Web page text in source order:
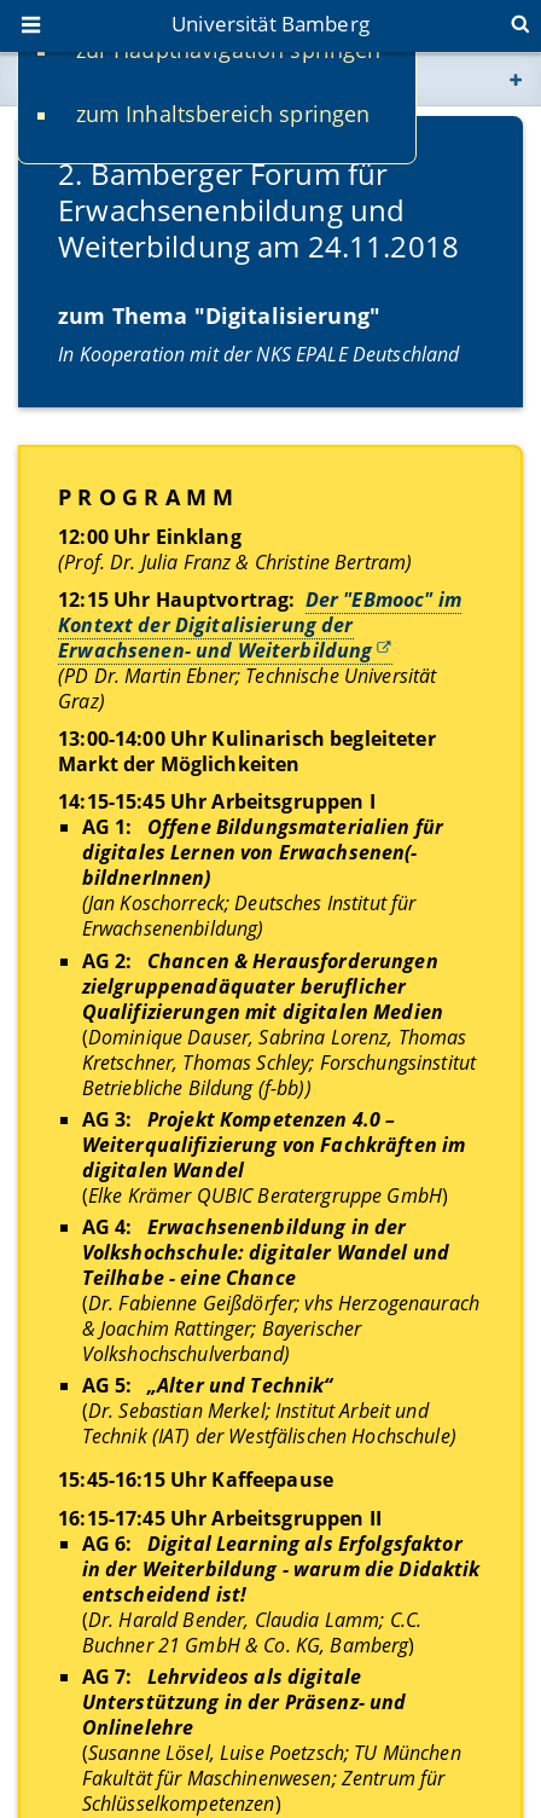
zur Hauptnavigation springen
zum Inhaltsbereich springen
Universität Bamberg
www.uni-bamberg.de
univis.uni-bamberg.de
fis.uni-bamberg.de
2. Bamberger Forum für
Erwachsenenbildung und
Weiterbildung am 24.11.2018
zum Thema "Digitalisierung"
In Kooperation mit der NKS EPALE Deutschland
P R O G R A M M
12:00 Uhr Einklang
(Prof. Dr. Julia Franz & Christine Bertram)
12:15 Uhr Hauptvortrag: Der "EBmooc" im
Kontext der Digitalisierung der
Erwachsenen- und Weiterbildung
(PD Dr. Martin Ebner; Technische Universität
Graz)
13:00-14:00 Uhr Kulinarisch begleiteter
Markt der Möglichkeiten
14:15-15:45 UhrArbeitsgruppen I
AG 1:
Offene Bildungsmaterialien für
digitales Lernen von Erwachsenen(-
bildnerInnen)
(Jan Koschorreck; Deutsches Institut für
Erwachsenenbildung)
AG 2:
Chancen & Herausforderungen
zielgruppenadäquater beruflicher
Qualifizierungen mit digitalen Medien
(Dominique Dauser, Sabrina Lorenz, Thomas
Kretschner, Thomas Schley; Forschungsinstitut
Betriebliche Bildung (f-bb))
AG 3:
Projekt Kompetenzen 4.0 –
Weiterqualifizierung von Fachkräften im
digitalen Wandel
(Elke Krämer QUBIC Beratergruppe GmbH)
AG 4:
Erwachsenenbildung in der
Volkshochschule: digitaler Wandel und
Teilhabe - eine Chance
(Dr. Fabienne Geißdörfer; vhs Herzogenaurach
& Joachim Rattinger; Bayerischer
Volkshochschulverband)
AG 5:
„Alter und Technik“
(Dr. Sebastian Merkel; Institut Arbeit und
Technik (IAT) der Westfälischen Hochschule)
15:45-16:15 Uhr Kaffeepause
16:15-17:45 Uhr Arbeitsgruppen II
AG 6:
Digital Learning als Erfolgsfaktor
in der Weiterbildung - warum die Didaktik
entscheidend ist!
(Dr. Harald Bender, Claudia Lamm; C.C.
Buchner 21 GmbH & Co. KG, Bamberg)
AG 7:
Lehrvideos als digitale
Unterstützung in der Präsenz- und
Onlinelehre
(Susanne Lösel, Luise Poetzsch; TU München
Fakultät für Maschinenwesen; Zentrum für
Schlüsselkompetenzen)